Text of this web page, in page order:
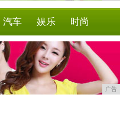
汽车 娱乐 时尚
商讯 微商
广告